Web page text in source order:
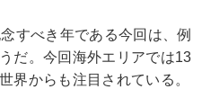
すべき年である今回は、例
だ。今回海外エリアでは13
界からも注目されている。